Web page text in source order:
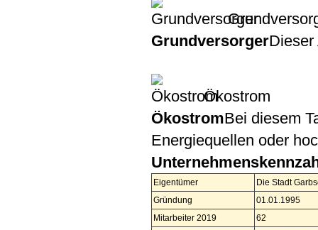
GrundversorgerDieser
Ökostrom
ÖkostromBei diesem
Energiequellen oder
Eigentümer
Die Stadt
Gründung
01.01.1995
Mitarbeiter 2019
62